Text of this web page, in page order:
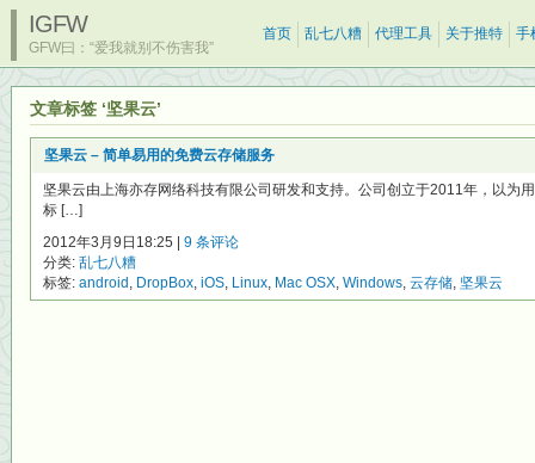
IGFW
GFW曰：“爱我就别不伤害我”
首页 乱七八糟 代理工具 关于推特 手
文章标签 ‘坚果云’
坚果云 – 简单易用的免费云存储服务
坚果云由上海亦存网络科技有限公司研发和支持。公司创立于2011年，以为
标 […]
2012年3月9日18:25 | 9 条评论
分类: 乱七八糟
标签: android , DropBox, iOS, Linux, Mac OSX, Windows, 云存储, 坚果云